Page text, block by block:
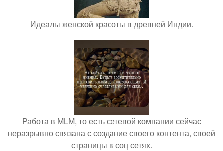
Идеалы женской красоты в древней Индии.
Работа в MLM, то есть сетевой компании сейчас
неразрывно связана с создание своего контента, своей
страницы в соц сетях.